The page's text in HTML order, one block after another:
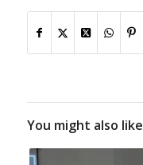
You might also like